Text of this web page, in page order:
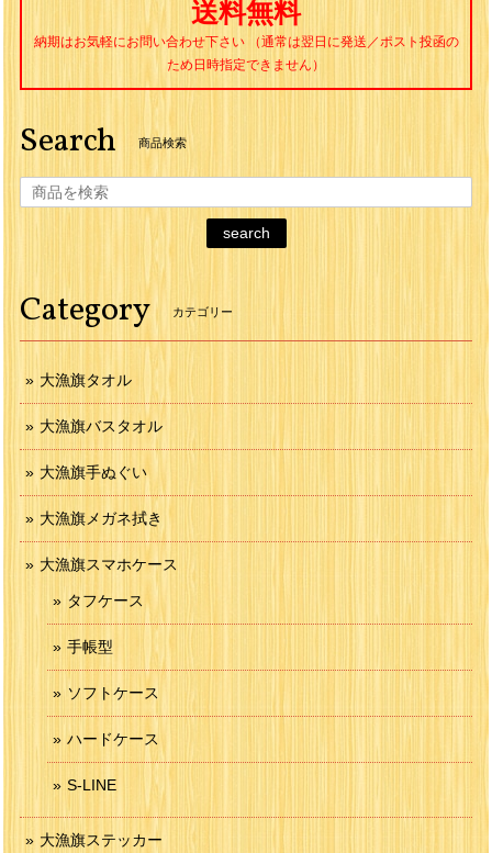
送料無料
納期はお気軽にお問い合わせ下さい （通常は翌日に発送／ポスト投函の
ため日時指定できません）
Search 商品検索
search
Category カテゴリー
大漁旗タオル
大漁旗バスタオル
大漁旗手ぬぐい
大漁旗メガネ拭き
大漁旗スマホケース
タフケース
手帳型
ソフトケース
ハードケース
S-LINE
大漁旗ステッカー